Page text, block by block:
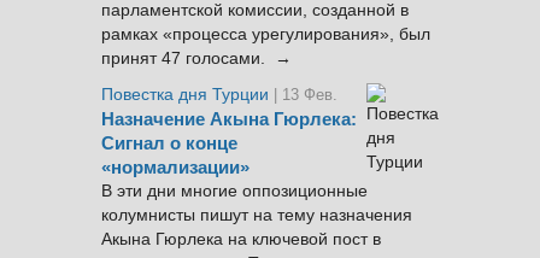
парламентской комиссии, созданной в
рамках «процесса урегулирования», был
принят 47 голосами. →
Повестка дня Турции
| 13 Фев.
Назначение Акына Гюрлека:
Сигнал о конце
«нормализации»
В эти дни многие оппозиционные
колумнисты пишут на тему назначения
Акына Гюрлека на ключевой пост в